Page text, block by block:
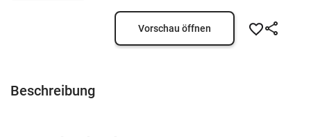
Vorschau öffnen
Beschreibung